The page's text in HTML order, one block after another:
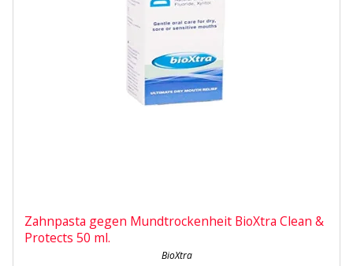
Zahnpasta gegen Mundtrockenheit BioXtra Clean &
Protects 50 ml.
BioXtra